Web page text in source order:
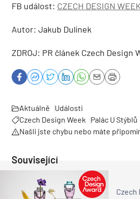
FB událost: CZECH DESIGN
Autor: Jakub Dulínek
ZDROJ: PR článek Czech Design
Aktuálně
Události
Czech Design Week
Palác U Stýblů
Našli jste chybu nebo máte
Související
Czech